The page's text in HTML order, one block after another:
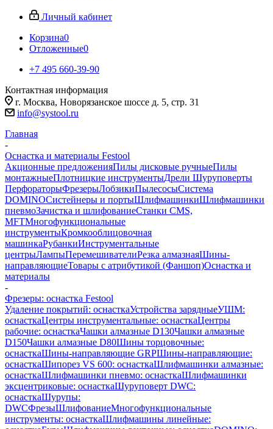
Личный кабинет
Корзина0
Отложенные0
+7 495 660-39-90
Контактная информация
г. Москва, Новорязанское шоссе д. 5, стр. 31
info@systool.ru
Главная
-
Оснастка и материалы Festool
Акционные предложенияПилы дисковые ручныеПилы
монтажныеПлотницкие инструментыДрели Шуруповерты
ПерфораторыФрезерыЛобзикиПылесосыСистема
DOMINOСистейнеры и портыШлифмашинкиШлифмашинки
пневмоЗачистка и шлифованиеСтанки CMS,
MFTМногофункциональные
инструментыКромкооблицовочная
машинкаРубанкиИнструментальные
центрыЛампыПеремешивателиРезка алмазнаяШины-
направляющиеТовары с атрибутикой (Фаншоп)Оснастка и
материалы
-
Фрезеры: оснастка Festool
Удаление покрытий: оснасткаУстройства зарядныеУШМ:
оснасткаЦентры инструментальные: оснасткаЦентры
рабочие: оснасткаЧашки алмазные D130Чашки алмазные
D150Чашки алмазные D80Шины торцовочные:
оснасткаШины-направляющие GRPШины-направляющие:
оснасткаШипорез VS 600: оснасткаШлифмашинки алмазные:
оснасткаШлифмашинки пневмо: оснасткаШлифмашинки
эксцентриковые: оснасткаШуруповерт DWC:
оснасткаШурупы:
DWCФрезыШлифованиеМногофункциональные
инструменты: оснасткаШлифмашины линейные: